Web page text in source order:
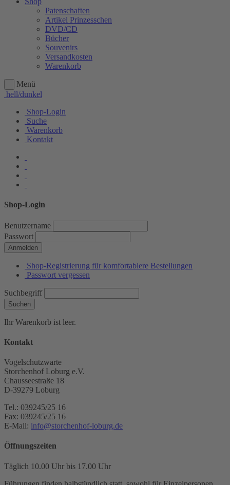
Patenschaften
Artikel Prinzesschen
DVD/CD
Bücher
Souvenirs
Versandkosten
Warenkorb
Menü
hell/dunkel
Shop-Login
Suche
Warenkorb
Kontakt
Shop-Login
Benutzername
Passwort
Anmelden
Shop-Registrierung für komfortablere Bestellungen
Passwort vergessen
Suchbegriff
Suchen
Ihr Warenkorb ist leer.
Kontakt
Vogelschutzwarte
Storchenhof Loburg e.V.
Chausseestraße 18
D-39279 Loburg
Tel.: 039245/25 16
Fax: 039245/25 16
E-Mail: info@storchenhof-loburg.de
Öffnungszeiten
Täglich 10.00 Uhr bis 17.00 Uhr